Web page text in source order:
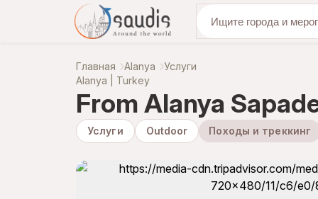
откройте для
Главная Alanya Услуги
Alanya | Turkey
From Alanya
Услуги Outdoor Походы и треккинг